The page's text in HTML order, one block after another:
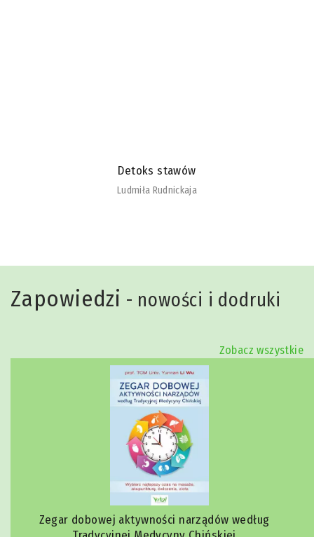
Detoks stawów
Ludmiła Rudnickaja
Zapowiedzi - nowości i dodruki
Zobacz wszystkie
Zegar dobowej aktywności narządów według